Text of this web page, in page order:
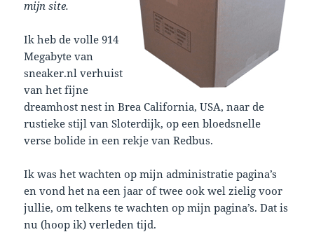
mijn site.
Ik heb de volle 914
Megabyte van
sneaker.nl verhuist
van het fijne
dreamhost nest in Brea California, USA, naar de
rustieke stijl van Sloterdijk, op een bloedsnelle
verse bolide in een rekje van Redbus.
Ik was het wachten op mijn administratie pagina’s
en vond het na een jaar of twee ook wel zielig voor
jullie, om telkens te wachten op mijn pagina’s. Dat is
nu (hoop ik) verleden tijd.